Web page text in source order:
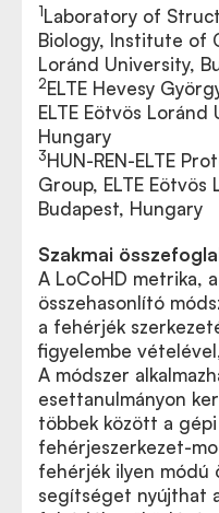
1Laboratory of
Biology, Institute of
Loránd University,
2ELTE Hevesy
ELTE Eötvös
Hungary
3HUN-REN-ELTE
Group, ELTE Eötvös
Budapest, Hungary
Szakmai
A LoCoHD metrika,
összehasonlító
a fehérjék
figyelembe
A módszer
esettanulmányon
többek között a
fehérjeszerkezet-
fehérjék ilyen módú
segítséget nyújthat